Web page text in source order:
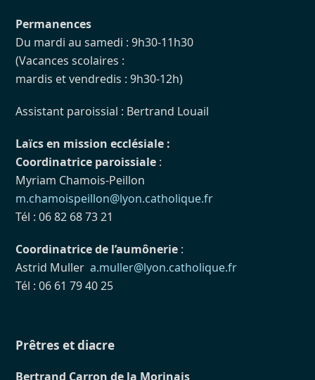
Permanences
Du mardi au samedi : 9h30-11h30
(Vacances scolaires :
mardis et vendredis : 9h30-12h)
Assistant paroissial : Bertrand Louail
Laïcs en mission ecclésiale :
Coordinatrice paroissiale :
Myriam Chamois-Peillon
m.chamoispeillon@lyon.catholique.fr
Tél : 06 82 68 73 21
Coordinatrice de l’aumônerie :
Astrid Mullera.muller@lyon.catholique.fr
Tél : 06 61 79 40 25
Prêtres et diacre
Bertrand Carron de la Morinais